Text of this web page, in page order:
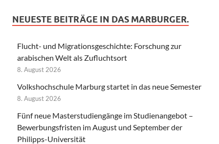
NEUESTE BEITRÄGE IN DAS MARBURGER.
Flucht- und Migrationsgeschichte: Forschung zur
arabischen Welt als Zufluchtsort
8. August 2026
Volkshochschule Marburg startet in das neue Semester
8. August 2026
Fünf neue Masterstudiengänge im Studienangebot –
Bewerbungsfristen im August und September der
Philipps-Universität